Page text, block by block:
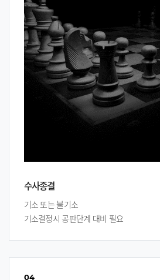
수사종결
기소 또는 불기소
기소결정시 공판단계 대비 필요
04